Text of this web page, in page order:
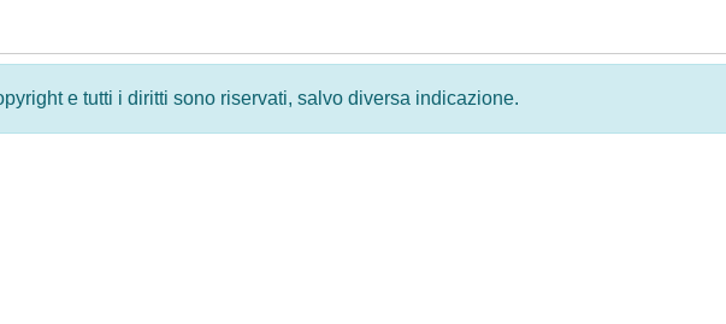
e tutti i diritti sono riservati, salvo diversa indicazione.